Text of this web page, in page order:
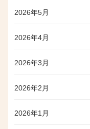
2026年5月
2026年4月
2026年3月
2026年2月
2026年1月